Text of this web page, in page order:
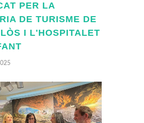
PER LA
DE TURISME DE
I L'HOSPITALET